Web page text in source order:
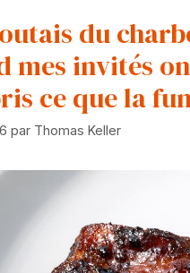
du
mes invités
ce que la
par Thomas Keller